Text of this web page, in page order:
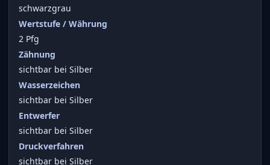
schwarzgrau
Wertstufe / Währung
2 Pfg
Zähnung
sichtbar bei Silber
Wasserzeichen
sichtbar bei Silber
Entwerfer
sichtbar bei Silber
Druckverfahren
sichtbar bei Silber